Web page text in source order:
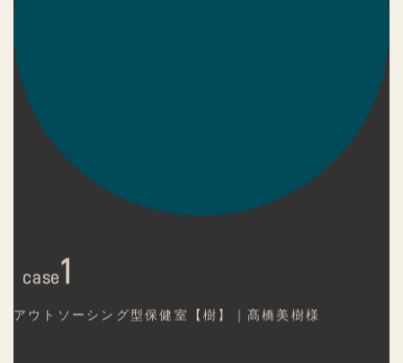
case1
アウトソーシング型保健室【樹】｜髙橋美樹様